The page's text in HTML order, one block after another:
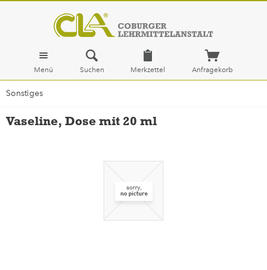
Menü Suchen Merkzettel Anfragekorb
Sonstiges
Vaseline, Dose mit 20 ml